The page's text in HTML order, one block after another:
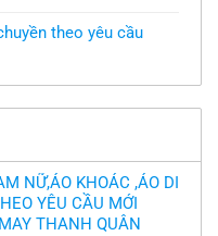
theo yêu cầu
NỮ,ÁO KHOÁC ,ÁO DI
YÊU CẦU MỚI
THANH QUÂN